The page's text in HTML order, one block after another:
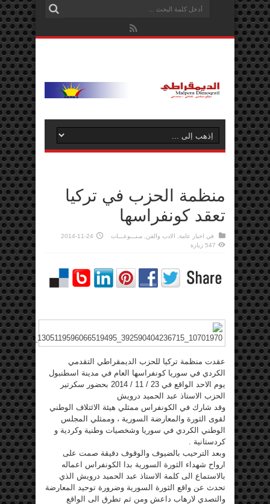
منظمة الحزب في تركيا
تعقد كونفراسها
في اخبار عامة الادب والفن مـنـــوعـــات
2014-11-24
547 زيارة
عقدت منظمة تركيا للحزب الديمقراطي التقدمي
الكردي في سوريا كونفراسها العام في مدينة اسطنبول
يوم الاحد الواقع في 23 / 11 / 2014 بحضور سكرتير
الحزب الاستاذ عبد الحميد درويش
وقد شارك في الكونفراس ممثلي هيئة الائتلاف الوطني
لقوى الثورة والمعارضة السورية ، وممثلي المجلس
الوطني الكردي في سوريا وشخصيات وطنية وكردية و
كردستانية .
وبعد الترحيب بالضيوف والوقوف دقيقة صمت على
ارواح شهداء الثورة السورية بدا الكونفراس اعماله
بالاستماع الى كلمة الاستاذ عبد الحميد درويش الذي
تحدث عن واقع الثورة السورية وضرورة توحيد المعارضة
والتصدي لارهاب داعش ومن ثم تطرق الى الواقع